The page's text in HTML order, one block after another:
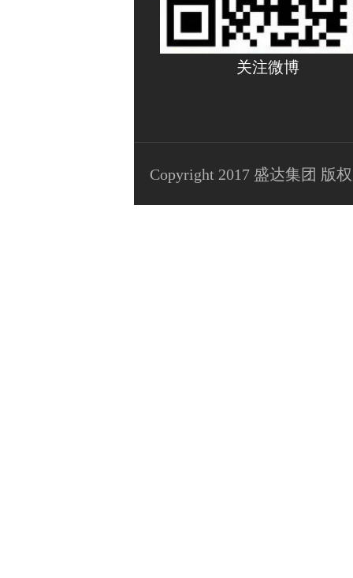
关注微博
Copyright 2017 盛达集团 版